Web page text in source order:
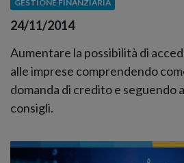
GESTIONE FINANZIARIA
24/11/2014
Aumentare la possibilità di
alle imprese comprendendo
domanda di credito e seguendo
consigli.